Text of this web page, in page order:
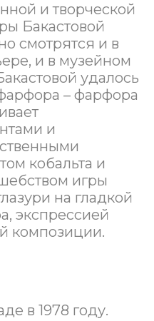
и творческой
Бакастовой
смотрятся и в
и в музейном
удалось
– фарфора
и
кобальта и
игры
на гладкой
экспрессией
композиции.
в 1978 году.